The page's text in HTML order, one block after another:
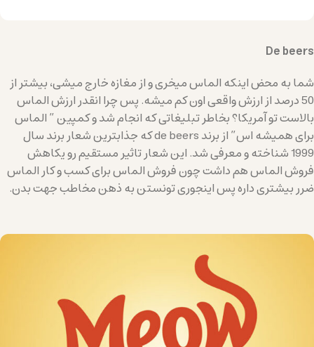
De beers
شما به محض اینکه الماس میخری و از مغازه خارج میشی، بیشتر از
50 درصد از ارزش واقعی اون کم میشه. پس چرا انقدر ارزش الماس
بالاست تو آمریکا؟ بخاطر تبلیغاتی که انجام شد و کمپین ” الماس
برای همیشه اس” از برند de beers که جذابترین شعار برند سال
1999 شناخته و معرفی شد. این شعار تاثیر مستقیم رو یکاهش
فروش الماس هم داشت چون فروش الماس برای کسب و کار الماس
ضرر بیشتری داره پس اینجوری تونستن به ذهن مخاطب جهت بدن.